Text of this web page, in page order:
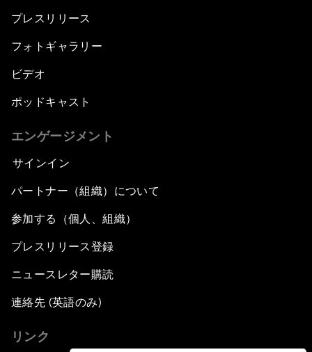
プレスリリース
フォトギャラリー
ビデオ
ポッドキャスト
エンゲージメント
サインイン
パートナー（組織）について
参加する（個人、組織）
プレスリリース登録
ニュースレター購読
連絡先 (英語のみ)
リンク